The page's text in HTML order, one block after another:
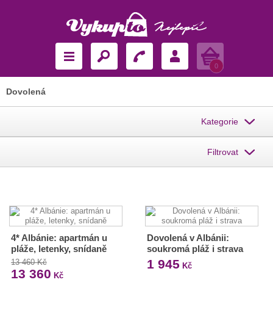
Košík
0
Dovolená
Kategorie
Filtrovat
4* Albánie: apartmán u
pláže, letenky, snídaně
13 460 Kč
13 360 Kč
Dovolená v Albánii:
soukromá pláž i strava
1 945 Kč